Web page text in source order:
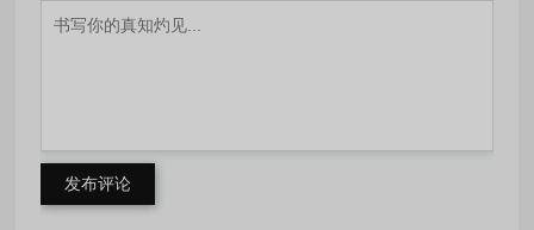
发布评论